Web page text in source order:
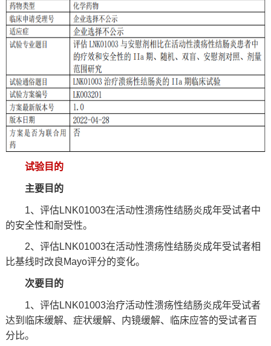
试验目的
主要目的
1、评估LNK01003在活动性溃疡性结肠炎成年受试者中
的安全性和耐受性。
2、评估LNK01003在活动性溃疡性结肠炎成年受试者相
比基线时改良Mayo评分的变化。
次要目的
1、评估LNK01003治疗活动性溃疡性结肠炎成年受试者
达到临床缓解、症状缓解、内镜缓解、临床应答的受试者百
分比。